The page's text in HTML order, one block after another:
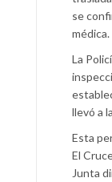
se
médica.
La
llevó a
Esta
El
Junta